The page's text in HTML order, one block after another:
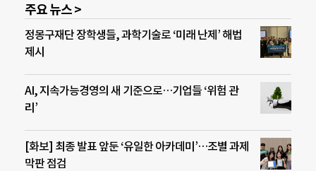
주요 뉴스 >
정몽구재단 장학생들, 과학기술로 ‘미래 난제’ 해법
제시
AI, 지속가능경영의 새 기준으로…기업들 ‘위험 관
리’
[화보] 최종 발표 앞둔 ‘유일한 아카데미’…조별 과제
막판 점검